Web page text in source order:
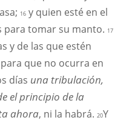
16 y quien esté en el
para tomar su manto. 17
y de las que estén
que no ocurra en
días una tribulación,
el principio de la
ahora, ni la habrá. 20Y